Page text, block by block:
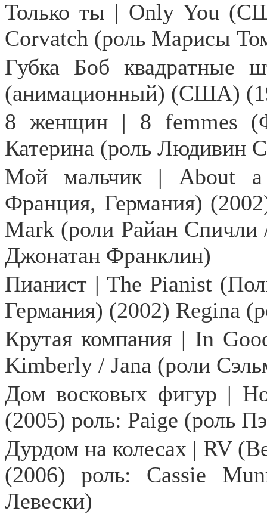
Только ты | Only You
Corvatch (роль Марисы
Губка Боб квадратные
(анимационный) (США)
8 женщин | 8 femmes
Катерина (роль Людивин
Мой мальчик | About
a
Франция, Германия)
Mark (роли Райан
Джонатан Франклин)
Пианист |The Pianist
Германия) (2002) Regina
Крутая компания | In
Kimberly / Jana (роли
Дом восковых фигур |
(2005) роль: Paige (роль
Дурдом на колесах | RV
(2006) роль: Cassie
Левески)